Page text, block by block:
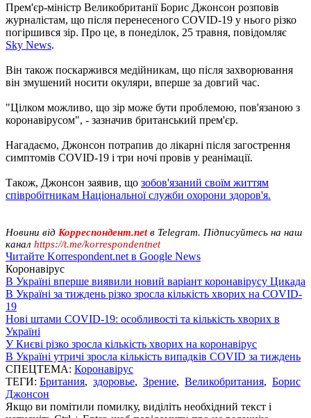
Прем'єр-міністр Великобританії Борис Джонсон розповів
журналістам, що після перенесеного COVID-19 у нього різко
погіршився зір. Про це, в понеділок, 25 травня, повідомляє
Sky News.
Він також поскаржився медійникам, що після захворювання
він змушений носити окуляри, вперше за довгий час.
"Цілком можливо, що зір може бути проблемою, пов'язаною з
коронавірусом", - зазначив британський прем'єр.
Нагадаємо, Джонсон потрапив до лікарні після загострення
симптомів COVID-19 і три ночі провів у реанімації.
Також, Джонсон заявив, що зобов'язаний своїм життям
співробітникам Національної служби охорони здоров'я.
Новини від Корреспондент.netв Telegram. Підписуйтесь на наш
канал https://t.me/korrespondentnet
Читайте Korrespondent.net в Google News
Коронавірус
В Україні вперше виявили новий варіант коронавірусу Цикада
В Україні за тиждень різко зросла кількість хворих на COVID-
19
Нові штами COVID-19: особливості та кількість хворих в
Україні
У Києві різко зросла кількість хворих на коронавірус
В Україні утричі зросла кількість випадків COVID за тиждень
СПЕЦТЕМА: Коронавірус
ТЕГИ: Британия, здоровье, Зрение, Великобритания, Борис
Джонсон
Якщо ви помітили помилку, виділіть необхідний текст і